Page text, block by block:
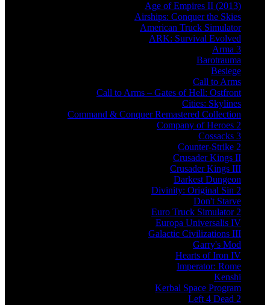
Age of Empires II (2013)
Airships: Conquer the Skies
American Truck Simulator
ARK: Survival Evolved
Arma 3
Barotrauma
Besiege
Call to Arms
Call to Arms – Gates of Hell: Ostfront
Cities: Skylines
Command & Conquer Remastered Collection
Company of Heroes 2
Cossacks 3
Counter-Strike 2
Crusader Kings II
Crusader Kings III
Darkest Dungeon
Divinity: Original Sin 2
Don't Starve
Euro Truck Simulator 2
Europa Universalis IV
Galactic Civilizations III
Garry's Mod
Hearts of Iron IV
Imperator: Rome
Kenshi
Kerbal Space Program
Left 4 Dead 2